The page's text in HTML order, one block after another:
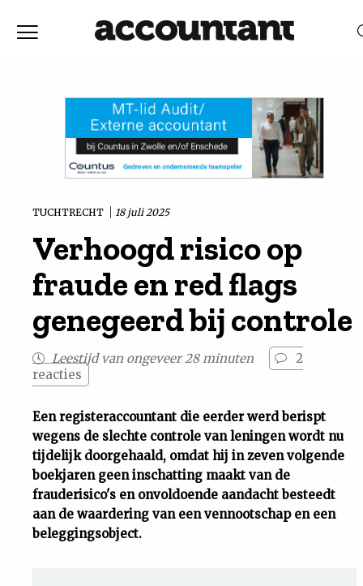
Discussie
Vaktechniek
Achtergrond
Uit
Feiten
Cijfers
TUCHTRECHT 18 juli 2025
Verhoogd risico op
fraude en red flags
genegeerd bij controle
Leestijd van ongeveer 28 minuten
2
reacties
Een registeraccountant die eerder werd berispt
wegens de slechte controle van leningen wordt nu
tijdelijk doorgehaald, omdat hij in zeven volgende
boekjaren geen inschatting maakt van de
frauderisico's en onvoldoende aandacht besteedt
aan de waardering van een vennootschap en een
beleggingsobject.
RELEVANTIEDATUM